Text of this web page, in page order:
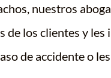
nuestros
de los clientes y
de accidente o